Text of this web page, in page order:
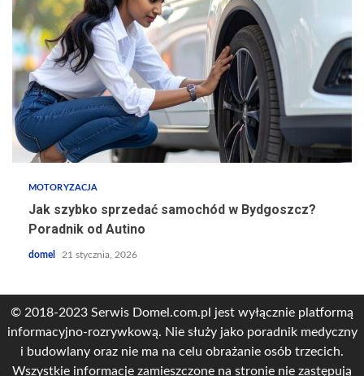
MOTORYZACJA
Jak szybko sprzedać samochód w Bydgoszcz?
Poradnik od Autino
domel 21 stycznia, 2026
© 2018-2023 Serwis Domel.com.pl jest wyłącznie platformą
informacyjno-rozrywkową. Nie służy jako poradnik medyczny
i budowlany oraz nie ma na celu obrażanie osób trzecich.
Wszystkie informacje zamieszczone na stronie nie zastępują